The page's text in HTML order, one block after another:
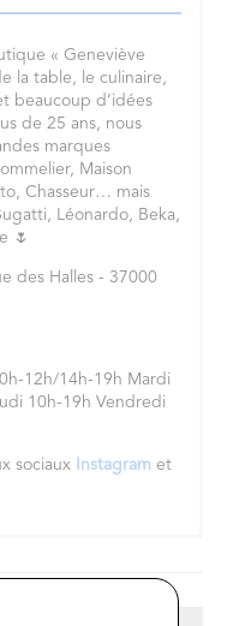
« Geneviève
la table, le culinaire,
beaucoup d’idées
de 25 ans, nous
marques
Maison
Chasseur… mais
Léonardo, Beka,
🌷
des Halles - 37000
12h/14h-19h Mardi
10h-19h Vendredi
sociaux Instagram et